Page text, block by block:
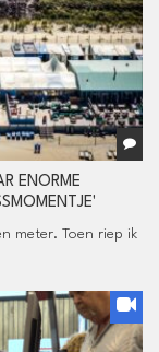
ENORME
meter. Toen riep ik